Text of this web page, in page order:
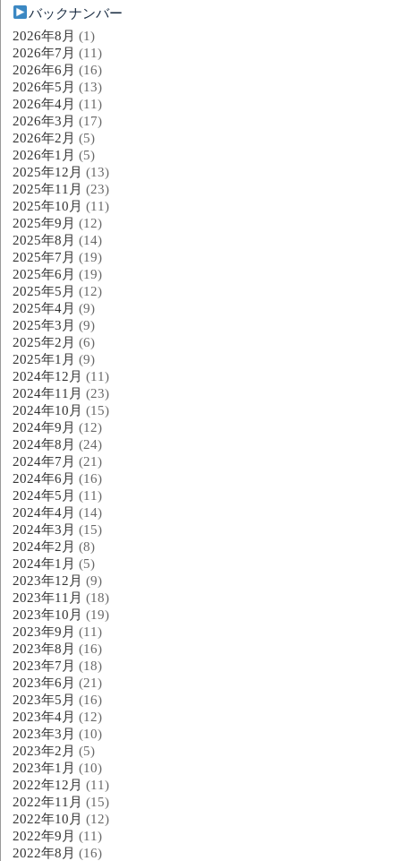
バックナンバー
2026年8月 (1)
2026年7月 (11)
2026年6月 (16)
2026年5月 (13)
2026年4月 (11)
2026年3月 (17)
2026年2月 (5)
2026年1月 (5)
2025年12月 (13)
2025年11月 (23)
2025年10月 (11)
2025年9月 (12)
2025年8月 (14)
2025年7月 (19)
2025年6月 (19)
2025年5月 (12)
2025年4月 (9)
2025年3月 (9)
2025年2月 (6)
2025年1月 (9)
2024年12月 (11)
2024年11月 (23)
2024年10月 (15)
2024年9月 (12)
2024年8月 (24)
2024年7月 (21)
2024年6月 (16)
2024年5月 (11)
2024年4月 (14)
2024年3月 (15)
2024年2月 (8)
2024年1月 (5)
2023年12月 (9)
2023年11月 (18)
2023年10月 (19)
2023年9月 (11)
2023年8月 (16)
2023年7月 (18)
2023年6月 (21)
2023年5月 (16)
2023年4月 (12)
2023年3月 (10)
2023年2月 (5)
2023年1月 (10)
2022年12月 (11)
2022年11月 (15)
2022年10月 (12)
2022年9月 (11)
2022年8月 (16)